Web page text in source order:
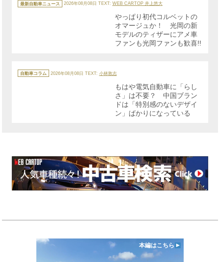
テ
ゴ
最新自動車ニュース 2026年08月08日 TEXT: WEB CARTOP 井上悠大
やっぱり初代コルベットの
オマージュか！ 光岡の新
モデルのティザーにアメ車
ファンも光岡ファンも歓喜!!
テ
ゴ
自動車コラム 2026年08月08日 TEXT: 小林敦志
もはや電気自動車に「らし
さ」は不要？ 中国ブラン
ドは「特別感のないデザイ
ン」ばかりになっている
本編はこちら